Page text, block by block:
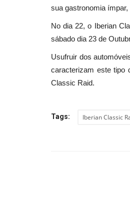
sua gastronomia
No dia 22, o Iberian
sábado dia 23 de
Usufruir dos
caracterizam este tipo
Classic Raid.
Tags: Iberian Classic